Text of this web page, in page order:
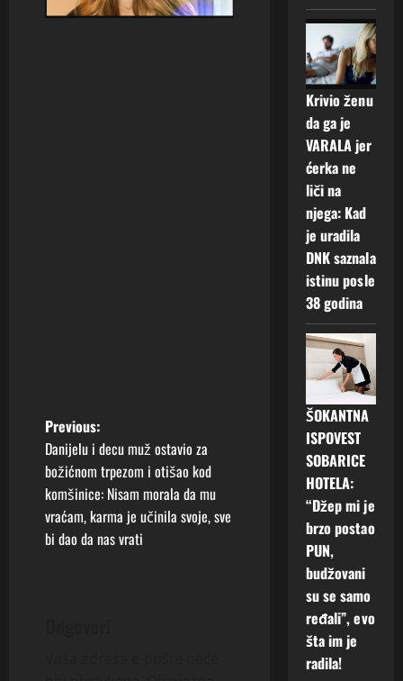
P
o
s
t
Previous:
Danijelu i decu muž ostavio za
božićnom trpezom i otišao kod
komšinice: Nisam morala da mu
vraćam, karma je učinila svoje, sve
bi dao da nas vrati
Krivio ženu
da ga je
VARALA jer
ćerka ne
liči na
njega: Kad
je uradila
DNK saznala
istinu posle
38 godina
ŠOKANTNA
ISPOVEST
SOBARICE
HOTELA:
“Džep mi je
brzo postao
PUN,
budžovani
su se samo
ređali”, evo
šta im je
radila!